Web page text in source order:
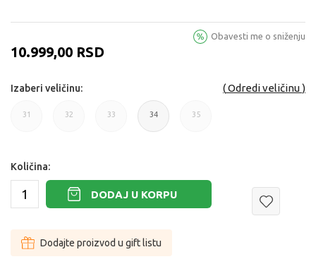
10.999,00 RSD
Obavesti me o sniženju
Odredi veličinu
Izaberi veličinu:
31 32 33 34 35
Količina:
DODAJ U KORPU
Dodajte proizvod u gift listu